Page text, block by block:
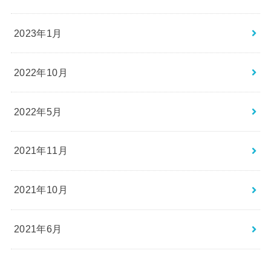
2023年1月
2022年10月
2022年5月
2021年11月
2021年10月
2021年6月